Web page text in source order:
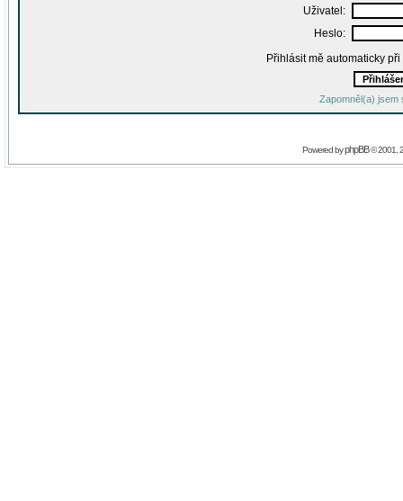
Uživatel:
Heslo:
Přihlásit mě automaticky
Zapomněl(a) jsem
Powered byphpBB© 2001,